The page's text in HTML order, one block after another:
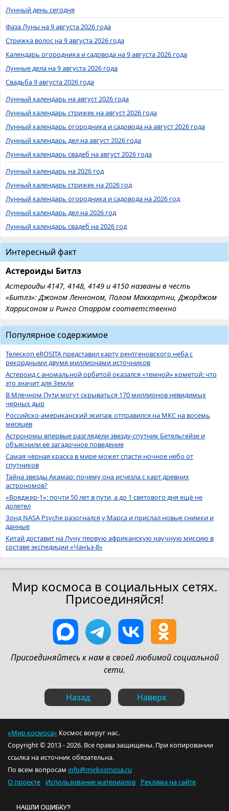
Лунный день сегодня
Фаза Луны на 9 августа 2026 года
Стрижка волос на 9 августа 2026 года
Календарь огородника и садовода на 9 августа 2026 года
Лунные дела на 9 августа 2026 года
Свадьба 9 августа 2026 года
Лунный календарь на август 2026 года
Лунный календарь стрижек на август 2026 года
Лунный календарь огородника и садовода на август 2026 года
Лунный календарь дел на август 2026 года
Лунный календарь свадеб на август 2026 года
Лунный календарь на 2026 год
Лунный календарь стрижек на 2026 год
Лунный календарь огородника и садовода на 2026 год
Лунный календарь дел на 2026 год
Лунный календарь свадеб на 2026 год
Интересный факт
Астероиды Битлз
Астероиды 4147, 4148, 4149 и 4150 названы в честь
«Битлз»: Джоном Ленноном, Полом Маккартни, Джорджом
Харрисоном и Ринго Старром соответственно
Популярное содержимое
Телескоп eROSITA представил карту рентгеновского неба с
рекордными двумя миллионами источников
Астероид с аномальной орбитой оказался «темной» кометой: что
это значит для Земли
В Млечном Пути могут скрываться 170 миллионов невидимых
черных дыр
Российско-американский экипаж отправился на МКС на восемь
месяцев
Астрономы впервые разглядели звезду-спутник Бетельгейзе и
объяснили её загадочное поведение
Самая чёрная краска в мире может спасти ночное небо от
спутников
Тайна звезды Акамар: почему она исчезла с карт древних
астрономов?
«Вояджер-1»: почти 50 лет в пути, а до 1 светового дня ещё не
долетел
Зонд NASA Psyche разогнался у Марса и прислал новые снимки и
данные
Китай доставит на Луну первую африканскую научную миссию в
составе экспедиции «Чанъэ-8»
Мир космоса в социальных сетях.
Присоединяйся!
Присоединяйтесь к нам в своей любимой социальной
сети.
Назад Наверх
«Мир космоса» Космос вокруг нас.
Copyright © 2013 - 2026. Все права защищены. При копировании
ссылка на источник обязательна.
По всем вопросам info@mirkosmosa.ru
О проекте
Использование материалов Реклама на сайте